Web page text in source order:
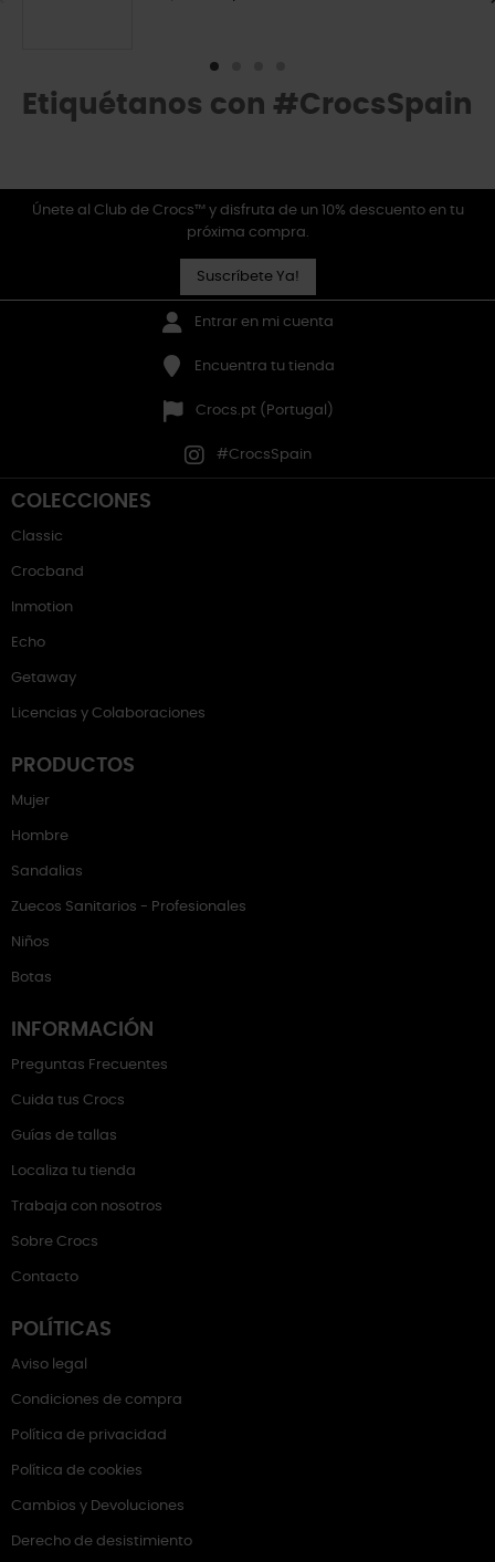
Etiquétanos con #CrocsSpain
Únete al Club de Crocs™ y disfruta de un 10% descuento en tu
próxima compra.
Suscríbete Ya!
Entrar en mi cuenta
Encuentra tu tienda
Crocs.pt (Portugal)
#CrocsSpain
COLECCIONES
Classic
Crocband
Inmotion
Echo
Getaway
Licencias y Colaboraciones
PRODUCTOS
Mujer
Hombre
Sandalias
Zuecos Sanitarios - Profesionales
Niños
Botas
INFORMACIÓN
Preguntas Frecuentes
Cuida tus Crocs
Guías de tallas
Localiza tu tienda
Trabaja con nosotros
Sobre Crocs
Contacto
POLÍTICAS
Aviso legal
Condiciones de compra
Política de privacidad
Política de cookies
Cambios y Devoluciones
Derecho de desistimiento